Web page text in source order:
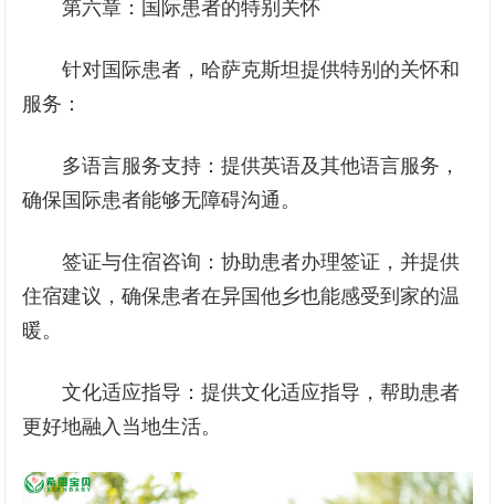
第六章：国际患者的特别关怀
针对国际患者，哈萨克斯坦提供特别的关怀和
服务：
多语言服务支持：提供英语及其他语言服务，
确保国际患者能够无障碍沟通。
签证与住宿咨询：协助患者办理签证，并提供
住宿建议，确保患者在异国他乡也能感受到家的温
暖。
文化适应指导：提供文化适应指导，帮助患者
更好地融入当地生活。